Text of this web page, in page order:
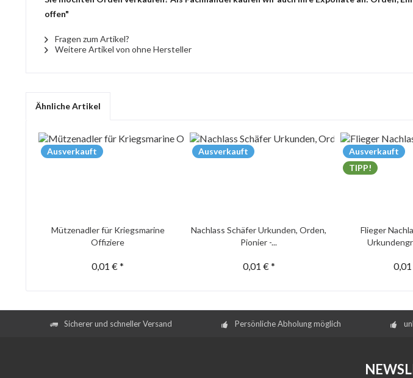
offen"
Fragen zum Artikel?
Weitere Artikel von ohne Hersteller
Ähnliche Artikel
Ausverkauft
Mützenadler für Kriegsmarine
Offiziere
0,01 € *
Ausverkauft
Nachlass Schäfer Urkunden, Orden,
Pionier -...
0,01 € *
Ausverkauft
TIPP!
Flieger
Sicherer und schneller Versand Persönliche Abholung möglich